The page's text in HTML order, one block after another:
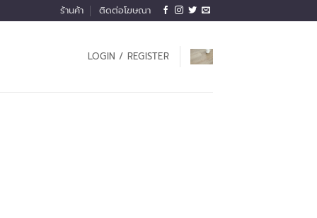
ร้านค้า ติดต่อโฆษณา
LOGIN / REGISTER